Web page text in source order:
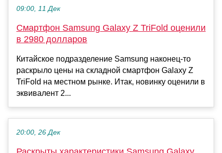
09:00, 11 Дек
Смартфон Samsung Galaxy Z TriFold оценили
в 2980 долларов
Китайское подразделение Samsung наконец-то
раскрыло цены на складной смартфон Galaxy Z
TriFold на местном рынке. Итак, новинку оценили в
эквивалент 2...
20:00, 26 Дек